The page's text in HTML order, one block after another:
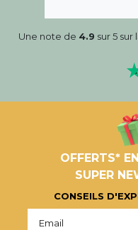
Une note de 4.9 sur 5 sur
OFFERTS*
SUPER
CONSEILS